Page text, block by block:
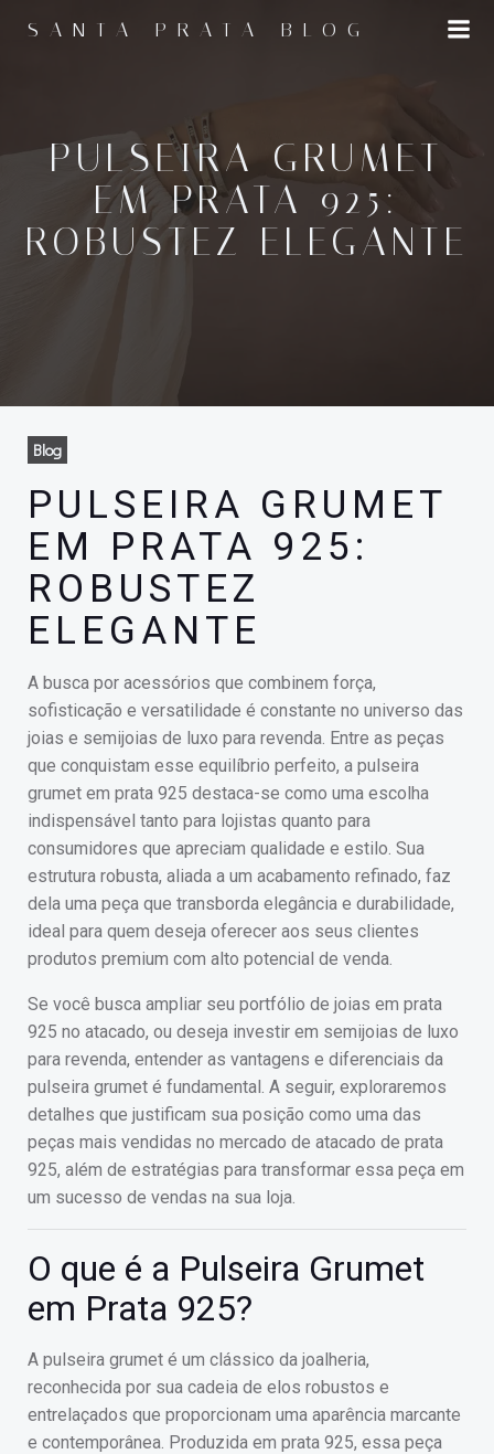
para
SANTA PRATA BLOG
PULSEIRA GRUMET
EM PRATA 925:
ROBUSTEZ ELEGANTE
Blog
PULSEIRA GRUMET
EM PRATA 925:
ROBUSTEZ
ELEGANTE
A busca por acessórios que combinem força,
sofisticação e versatilidade é constante no universo das
joias e semijoias de luxo para revenda. Entre as peças
que conquistam esse equilíbrio perfeito, a pulseira
grumet em prata 925 destaca-se como uma escolha
indispensável tanto para lojistas quanto para
consumidores que apreciam qualidade e estilo. Sua
estrutura robusta, aliada a um acabamento refinado, faz
dela uma peça que transborda elegância e durabilidade,
ideal para quem deseja oferecer aos seus clientes
produtos premium com alto potencial de venda.
Se você busca ampliar seu portfólio de joias em prata
925 no atacado, ou deseja investir em semijoias de luxo
para revenda, entender as vantagens e diferenciais da
pulseira grumet é fundamental. A seguir, exploraremos
detalhes que justificam sua posição como uma das
peças mais vendidas no mercado de atacado de prata
925, além de estratégias para transformar essa peça em
um sucesso de vendas na sua loja.
O que é a Pulseira Grumet
em Prata 925?
A pulseira grumet é um clássico da joalheria,
reconhecida por sua cadeia de elos robustos e
entrelaçados que proporcionam uma aparência marcante
e contemporânea. Produzida em prata 925, essa peça